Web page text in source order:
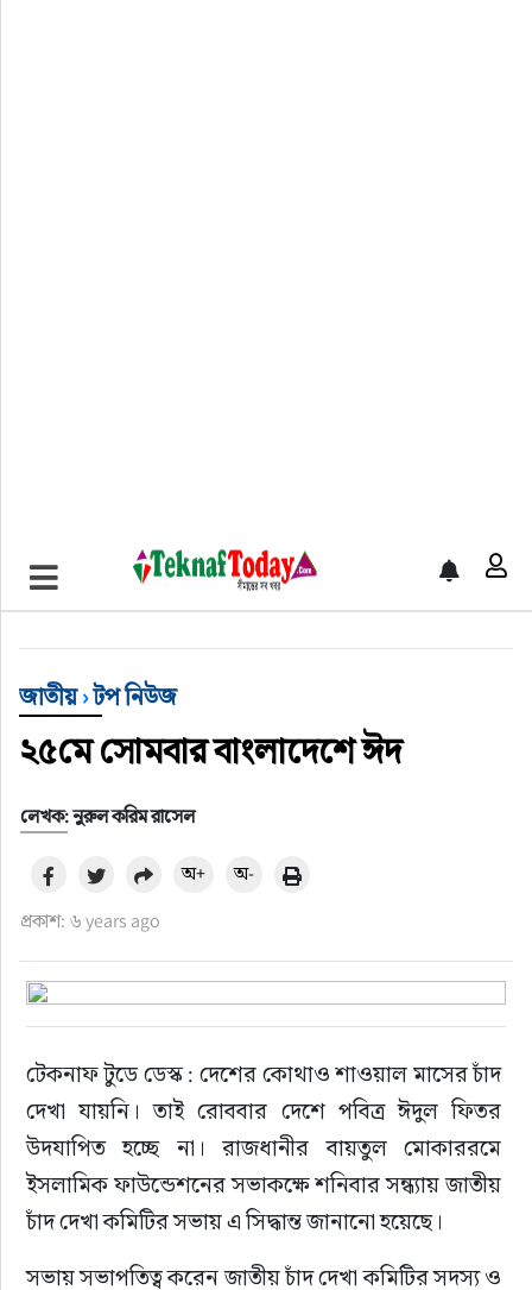
খেলাধুলা
বিনোদন
অর্থ-বানিজ্য
জাতীয়›টপ নিউজ
২৫মে সোমবার বাংলাদেশে ঈদ
লেখক: নুরুল করিম রাসেল
প্রকাশ: ৬ years ago
অ+ অ-
টেকনাফ টুডে ডেস্ক : দেশের কোথাও শাওয়াল মাসের চাঁদ
দেখা যায়নি। তাই রোববার দেশে পবিত্র ঈদুল ফিতর
উদযাপিত হচ্ছে না। রাজধানীর বায়তুল মোকাররমে
ইসলামিক ফাউন্ডেশনের সভাকক্ষে শনিবার সন্ধ্যায় জাতীয়
চাঁদ দেখা কমিটির সভায় এ সিদ্ধান্ত জানানো হয়েছে।
সভায় সভাপতিত্ব করেন জাতীয় চাঁদ দেখা কমিটির সদস্য ও